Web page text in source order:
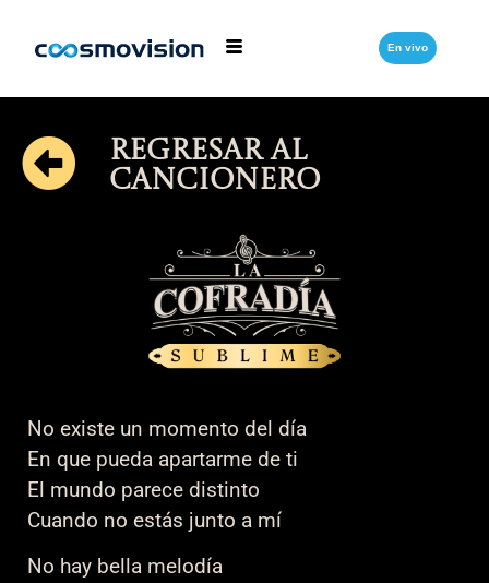
En vivo
Regresar al
cancionero
No existe un momento del día
En que pueda apartarme de ti
El mundo parece distinto
Cuando no estás junto a mí
No hay bella melodía